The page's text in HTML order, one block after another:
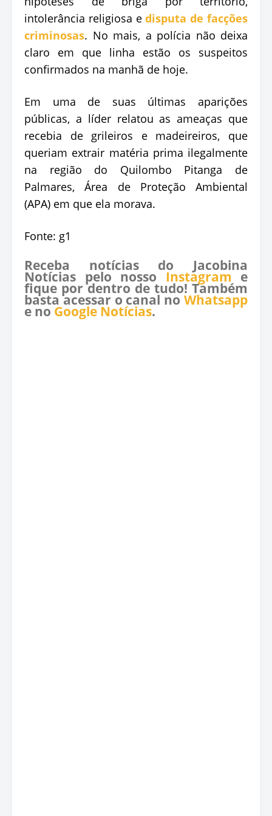
intolerância religiosa edisputa de facções
criminosas. No mais, a polícia não deixa
claro em que linha estão os suspeitos
confirmados na manhã de hoje.
Em uma de suas últimas aparições
públicas, a líder relatou as ameaças que
recebia de grileiros e madeireiros, que
queriam extrair matéria prima ilegalmente
na região do Quilombo Pitanga de
Palmares, Área de Proteção Ambiental
(APA) em que ela morava.
Fonte: g1
Receba notícias do Jacobina
Notícias pelo nosso Instagram e
fique por dentro de tudo! Também
basta acessar o canal no Whatsapp
e no Google Notícias.